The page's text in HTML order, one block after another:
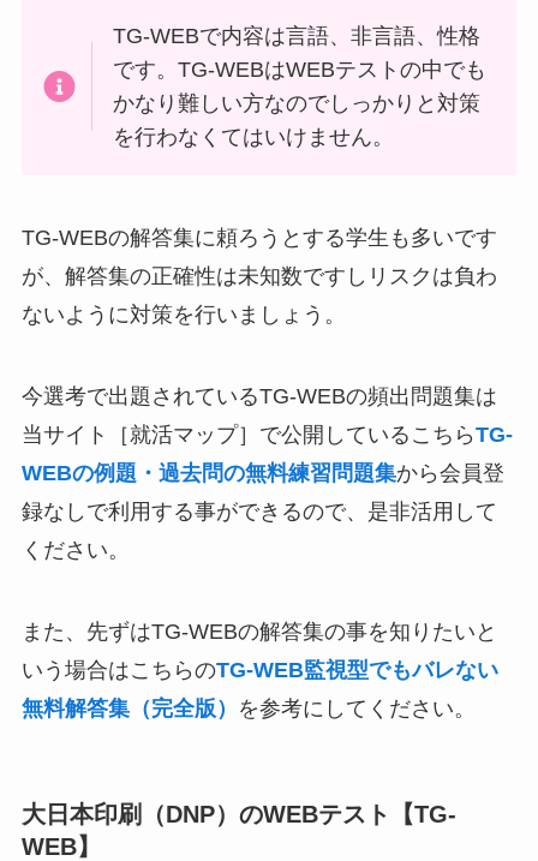
TG-WEBで内容は言語、非言語、性格
です。TG-WEBはWEBテストの中でも
かなり難しい方なのでしっかりと対策
を行わなくてはいけません。
TG-WEBの解答集に頼ろうとする学生も多いです
が、解答集の正確性は未知数ですしリスクは負わ
ないように対策を行いましょう。
今選考で出題されているTG-WEBの頻出問題集は
当サイト［就活マップ］で公開しているこちらTG-
WEBの例題・過去問の無料練習問題集から会員登
録なしで利用する事ができるので、是非活用して
ください。
また、先ずはTG-WEBの解答集の事を知りたいと
いう場合はこちらのTG-WEB監視型でもバレない
無料解答集（完全版）
を参考にしてください。
大日本印刷（DNP）のWEBテスト【TG-
WEB】